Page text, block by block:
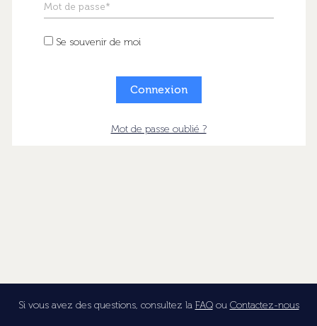
Mot de passe*
Se souvenir de moi
Mot de passe oublié ?
Si vous avez des questions, consultez la FAQou Contactez-nous